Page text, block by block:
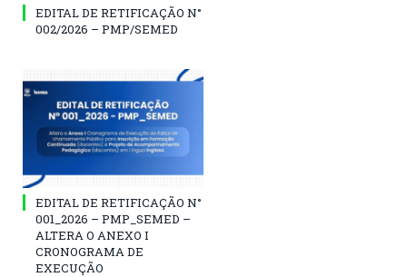
EDITAL DE RETIFICAÇÃO N°
002/2026 – PMP/SEMED
EDITAL DE RETIFICAÇÃO N°
001_2026 – PMP_SEMED –
ALTERA O ANEXO I
CRONOGRAMA DE
EXECUÇÃO